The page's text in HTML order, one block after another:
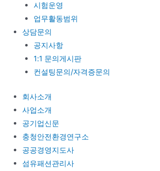
시험운영
업무활동범위
상담문의
공지사항
1:1 문의게시판
컨설팅문의/자격증문의
회사소개
사업소개
공기업신문
충청안전환경연구소
공공경영지도사
섬유패션관리사